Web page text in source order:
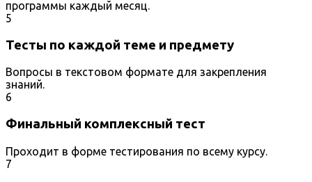
программы каждый месяц.
5
Тесты по каждой теме и предмету
Вопросы в текстовом формате для закрепления
знаний.
6
Финальный комплексный тест
Проходит в форме тестирования по всему курсу.
7